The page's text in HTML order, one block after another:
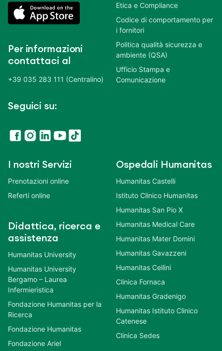
Per informazioni
contattaci al
+39 035 283 111 (Centralino)
Seguici su:
Etica e Compliance
Codice di comportamento per
i fornitori
Politica qualità sicurezza e
ambiente (QSA)
Ufficio Stampa e
Comunicazione
I nostri Servizi
Prenotazioni online
Referti online
Didattica, ricerca e
assistenza
Humanitas University
Humanitas University
Bergamo – Laurea
Infermieristica
Fondazione Humanitas per la
Ricerca
Fondazione Humanitas
Fondazione Ariel
Ospedali Humanitas
Humanitas Castelli
Istituto Clinico Humanitas
Humanitas San Pio X
Humanitas Medical Care
Humanitas Mater Domini
Humanitas Gavazzeni
Humanitas Cellini
Clinica Fornaca
Humanitas Gradenigo
Humanitas Istituto Clinico
Catenese
Clinica Sedes